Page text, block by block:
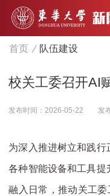
首页 队伍建设
校关工委召开AI
发布时间：2026-05-22 发
为深入推进树立和践行
各种智能设备和工具
融入日常，推动关工